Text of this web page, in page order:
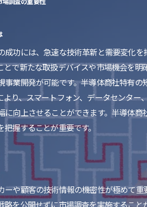
成功には、急速な技術革新と需要変化
とで新たな取扱デバイスや市場機会を
事業開発が可能です。半導体商社特有
より、スマートフォン、データセンタ
に向上させることができます。半導体
握することが重要です。
ーや顧客の技術情報の機密性が極めて
略を公開せずに市場調査を実施するこ